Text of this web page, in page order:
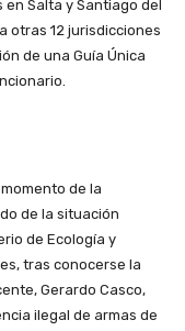
Salta y Santiago del
otras 12 jurisdicciones
de una Guía Única
momento de la
de la situación
de Ecología y
tras conocerse la
Gerardo Casco,
ilegal de armas de